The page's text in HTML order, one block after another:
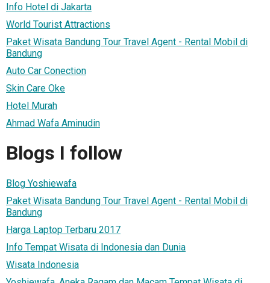
Info Hotel di Jakarta
World Tourist Attractions
Paket Wisata Bandung Tour Travel Agent - Rental Mobil di
Bandung
Auto Car Conection
Skin Care Oke
Hotel Murah
Ahmad Wafa Aminudin
Blogs I follow
Blog Yoshiewafa
Paket Wisata Bandung Tour Travel Agent - Rental Mobil di
Bandung
Harga Laptop Terbaru 2017
Info Tempat Wisata di Indonesia dan Dunia
Wisata Indonesia